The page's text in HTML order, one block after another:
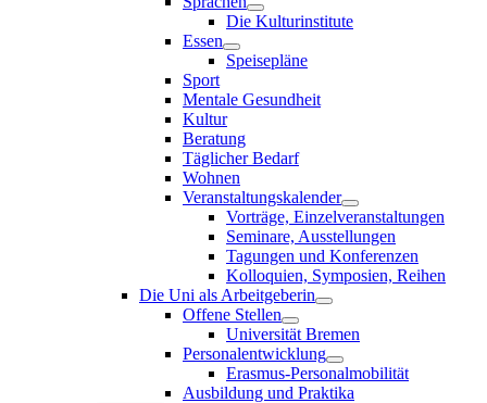
Die Kulturinstitute
Essen
Speisepläne
Sport
Mentale Gesundheit
Kultur
Beratung
Täglicher Bedarf
Wohnen
Veranstaltungskalender
Vorträge, Einzelveranstaltungen
Seminare, Ausstellungen
Tagungen und Konferenzen
Kolloquien, Symposien, Reihen
Die Uni als Arbeitgeberin
Offene Stellen
Universität Bremen
Personalentwicklung
Erasmus-Personalmobilität
Ausbildung und Praktika